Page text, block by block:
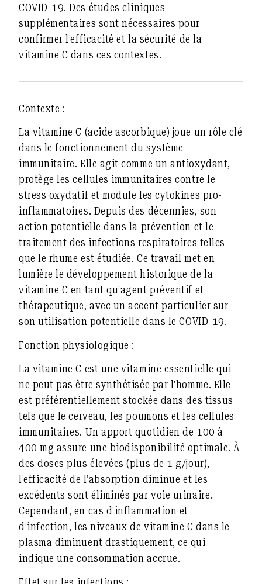
COVID-19. Des études cliniques
supplémentaires sont nécessaires pour
confirmer l’efficacité et la sécurité de la
vitamine C dans ces contextes.
Contexte :
La vitamine C (acide ascorbique) joue un rôle clé
dans le fonctionnement du système
immunitaire. Elle agit comme un antioxydant,
protège les cellules immunitaires contre le
stress oxydatif et module les cytokines pro-
inflammatoires. Depuis des décennies, son
action potentielle dans la prévention et le
traitement des infections respiratoires telles
que le rhume est étudiée. Ce travail met en
lumière le développement historique de la
vitamine C en tant qu’agent préventif et
thérapeutique, avec un accent particulier sur
son utilisation potentielle dans le COVID-19.
Fonction physiologique :
La vitamine C est une vitamine essentielle qui
ne peut pas être synthétisée par l’homme. Elle
est préférentiellement stockée dans des tissus
tels que le cerveau, les poumons et les cellules
immunitaires. Un apport quotidien de 100 à
400 mg assure une biodisponibilité optimale. À
des doses plus élevées (plus de 1 g/jour),
l’efficacité de l’absorption diminue et les
excédents sont éliminés par voie urinaire.
Cependant, en cas d’inflammation et
d’infection, les niveaux de vitamine C dans le
plasma diminuent drastiquement, ce qui
indique une consommation accrue.